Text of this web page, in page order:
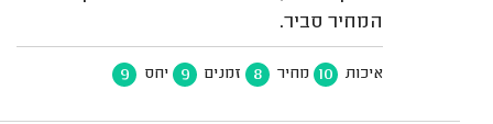
המחיר סביר.
איכות 10 מחיר 8 זמנים 9 יחס 9